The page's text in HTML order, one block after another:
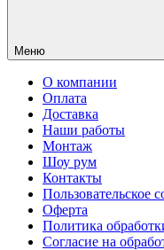
Меню
О компании
Оплата
Доставка
Наши работы
Монтаж
Шоу рум
Контакты
Пользовательское
Оферта
Политика
Согласие на